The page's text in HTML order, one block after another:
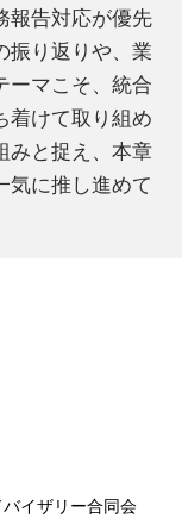
報告対応が優先
振り返りや、業
ーマこそ、統合
着けて取り組め
みと捉え、本章
気に推し進めて
イザリー合同会